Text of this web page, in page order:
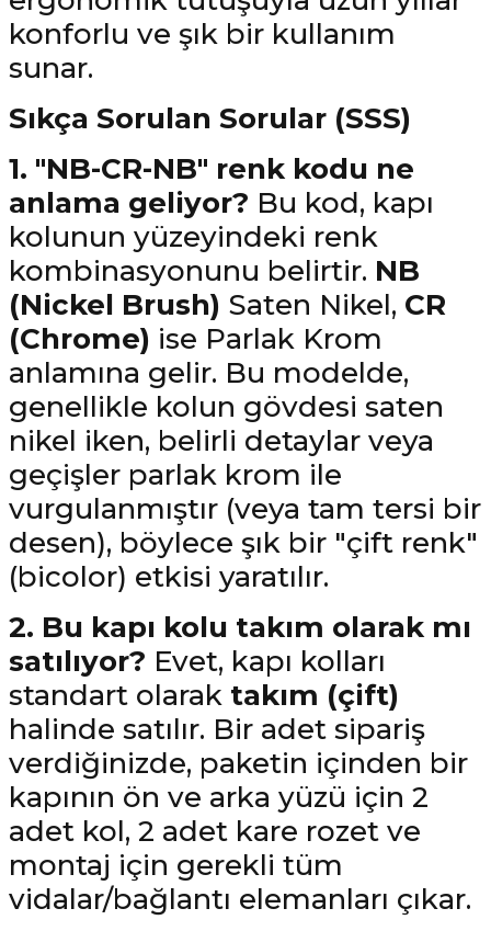
konforlu ve şık bir kullanım
sunar.
Sıkça Sorulan Sorular (SSS)
1. "NB-CR-NB" renk kodu ne
anlama geliyor? Bu kod, kapı
kolunun yüzeyindeki renk
kombinasyonunu belirtir. NB
(Nickel Brush) Saten Nikel, CR
(Chrome) ise Parlak Krom
anlamına gelir. Bu modelde,
genellikle kolun gövdesi saten
nikel iken, belirli detaylar veya
geçişler parlak krom ile
vurgulanmıştır (veya tam tersi bir
desen), böylece şık bir "çift renk"
(bicolor) etkisi yaratılır.
2. Bu kapı kolu takım olarak mı
satılıyor? Evet, kapı kolları
standart olarak takım (çift)
halinde satılır. Bir adet sipariş
verdiğinizde, paketin içinden bir
kapının ön ve arka yüzü için 2
adet kol, 2 adet kare rozet ve
montaj için gerekli tüm
vidalar/bağlantı elemanları çıkar.